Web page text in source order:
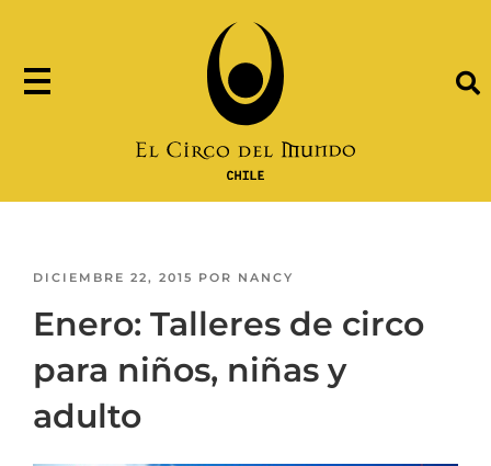
DICIEMBRE 22, 2015 POR NANCY
Enero: Talleres de circo
para niños, niñas y
adulto